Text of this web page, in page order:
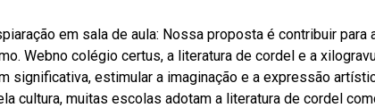
em sala de aula: Nossa proposta é contribuir para
Webno colégio certus, a literatura de cordel e a
significativa, estimular a imaginação e a expressão
cultura, muitas escolas adotam a literatura de cordel